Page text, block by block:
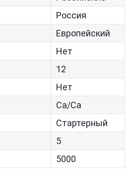
Россия
Европейский
Нет
12
Нет
Са/Са
Стартерный
5
5000